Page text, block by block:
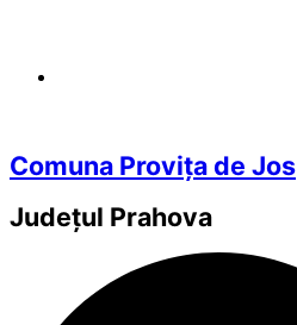
Comuna Provița de Jos
Județul Prahova